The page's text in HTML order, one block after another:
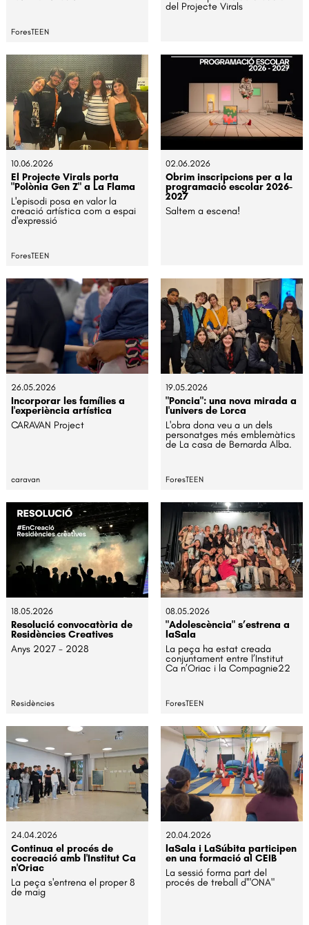
ForesTEEN
del Projecte Virals
10.06.2026
El Projecte Virals porta
"Polònia Gen Z" a La Flama
L'episodi posa en valor la
creació artística com a espai
d'expressió
ForesTEEN
02.06.2026
Obrim inscripcions per a la
programació escolar 2026-
2027
Saltem a escena!
26.05.2026
Incorporar les famílies a
l'experiència artística
CARAVAN Project
caravan
19.05.2026
"Poncia": una nova mirada a
l'univers de Lorca
L'obra dona veu a un dels
personatges més emblemàtics
de La casa de Bernarda Alba.
ForesTEEN
18.05.2026
Resolució convocatòria de
Residències Creatives
Anys 2027 - 2028
Residències
08.05.2026
"Adolescència" s’estrena a
laSala
La peça ha estat creada
conjuntament entre l’Institut
Ca n’Oriac i la Compagnie22
ForesTEEN
24.04.2026
Continua el procés de
cocreació amb l'Institut Ca
n'Oriac
La peça s'entrena el proper 8
de maig
20.04.2026
laSala i LaSúbita participen
en una formació al CEIB
La sessió forma part del
procés de treball d'"ONA"